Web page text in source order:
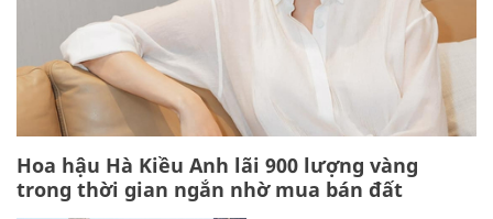
Hoa hậu Hà Kiều Anh lãi 900 lượng vàng
trong thời gian ngắn nhờ mua bán đất